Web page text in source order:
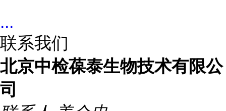
...
联系我们
北京中检葆泰生物技术有限公
司